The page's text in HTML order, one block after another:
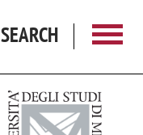
SEARCH